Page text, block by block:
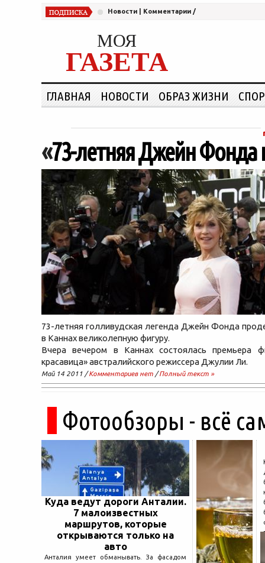
Новости Комментарии /
МОЯ
ГАЗЕТА
ГЛАВНАЯ НОВОСТИ ОБРАЗ ЖИЗНИ
«73-летняя Джейн
73-летняя голливудская легенда Джейн Фонда
в Каннах великолепную фигуру.
Вчера вечером в Каннах состоялась премьера
красавица» австралийского режиссера Джулии Ли.
Май 14 2011 /Комментариев нет /Полный текст »
Фотообзоры - всё
Куда ведут дороги Анталии.
7 малоизвестных
маршрутов, которые
открываются только на
авто
Анталия умеет обманывать. За фасадом